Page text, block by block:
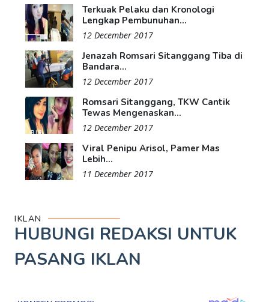
Terkuak Pelaku dan Kronologi
Lengkap Pembunuhan...
12 December 2017
Jenazah Romsari Sitanggang Tiba di
Bandara...
12 December 2017
Romsari Sitanggang, TKW Cantik
Tewas Mengenaskan...
12 December 2017
Viral Penipu Arisol, Pamer Mas
Lebih...
11 December 2017
IKLAN
HUBUNGI REDAKSI UNTUK
PASANG IKLAN